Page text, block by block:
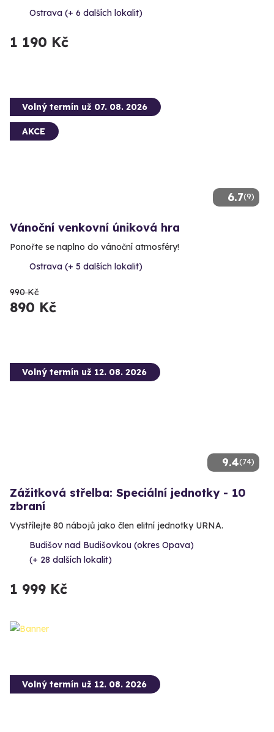
Ostrava (+ 6 dalších lokalit)
1 190 Kč
6.7(9)
Volný termín už 07. 08. 2026
AKCE
Vánoční venkovní úniková hra
Ponořte se naplno do vánoční atmosféry!
Ostrava (+ 5 dalších lokalit)
990 Kč
890 Kč
9.4(74)
Volný termín už 12. 08. 2026
Zážitková střelba: Speciální jednotky - 10
zbraní
Vystřílejte 80 nábojů jako člen elitní jednotky URNA.
Budišov nad Budišovkou (okres Opava)
(+ 28 dalších lokalit)
1 999 Kč
Volný termín už 12. 08. 2026